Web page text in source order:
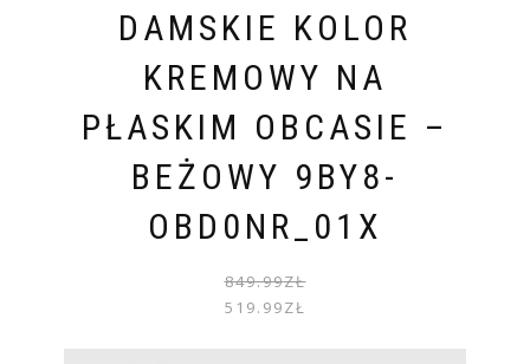
DAMSKIE KOLOR
KREMOWY NA
PŁASKIM OBCASIE –
BEŻOWY 9BY8-
OBD0NR_01X
849.99ZŁ
519.99ZŁ